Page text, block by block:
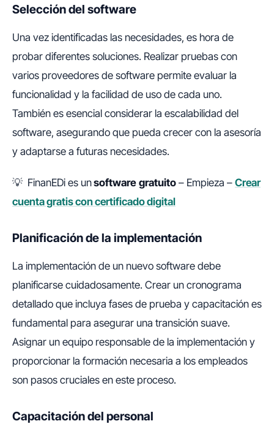
Selección del software
Una vez identificadas las necesidades, es hora de
probar diferentes soluciones. Realizar pruebas con
varios proveedores de software permite evaluar la
funcionalidad y la facilidad de uso de cada uno.
También es esencial considerar la escalabilidad del
software, asegurando que pueda crecer con la asesoría
y adaptarse a futuras necesidades.
💡 FinanEDi es unsoftware gratuito – Empieza – Crear
cuenta gratis con certificado digital
Planificación de la implementación
La implementación de un nuevo software debe
planificarse cuidadosamente. Crear un cronograma
detallado que incluya fases de prueba y capacitación es
fundamental para asegurar una transición suave.
Asignar un equipo responsable de la implementación y
proporcionar la formación necesaria a los empleados
son pasos cruciales en este proceso.
Capacitación del personal